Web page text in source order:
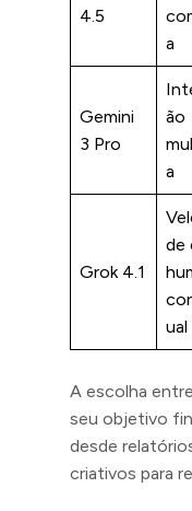
4.5
a
Gemini
3 Pro
ão
a
Grok 4.1
de
ual
A escolha
seu objetivo
desde
criativos para